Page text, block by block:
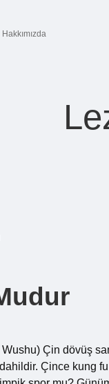
Hakkımızda
Çin dövüş
Çince kung